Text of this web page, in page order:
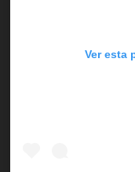
Ver esta